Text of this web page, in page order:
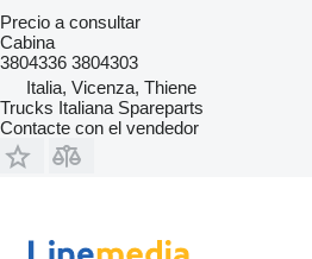
Precio a consultar
Cabina
3804336 3804303
Italia, Vicenza, Thiene
Trucks Italiana Spareparts
Contacte con el vendedor